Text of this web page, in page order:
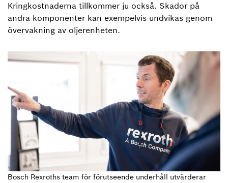
Kringkostnaderna tillkommer ju också. Skador på
andra komponenter kan exempelvis undvikas genom
övervakning av oljerenheten.
Bosch Rexroths team för förutseende underhåll utvärderar